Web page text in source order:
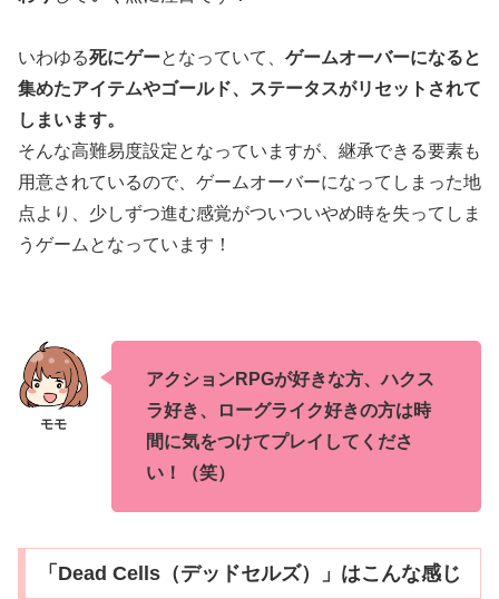
いわゆる死にゲーとなっていて、 ゲームオーバーになると
集めたアイテムやゴールド、ステータスがリセットされて
しまいます。
そんな高難易度設定となっていますが、継承できる要素も
用意されているので、ゲームオーバーになってしまった地
点より、少しずつ進む感覚がついついやめ時を失ってしま
うゲームとなっています！
アクションRPGが好きな方、ハクス
ラ好き、ローグライク好きの方は時
間に気をつけてプレイしてくださ
い！（笑）
「Dead Cells（デッドセルズ）」はこんな感じ